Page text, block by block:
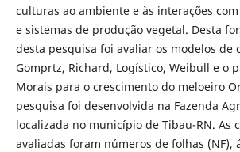
culturas ao ambiente e às interações
e sistemas de produção vegetal. Desta
desta pesquisa foi avaliar os modelos de
Gomprtz, Richard, Logístico, Weibull e o
Morais para o crescimento do meloeiro
pesquisa foi desenvolvida na Fazenda
localizada no município de Tibau-RN. As
avaliadas foram números de folhas (NF),